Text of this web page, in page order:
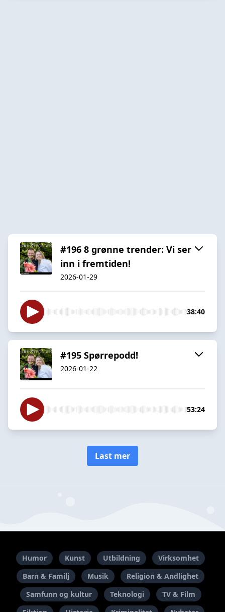
#196 8 grønne trender: Vi ser
inn i fremtiden!
2026-01-29
38:40
#195 Spørrepodd!
2026-01-22
53:24
Last mer
Humor Kunst Utbildning
Virksomhet
Barn & Familj
Musik
Religion & Andlighet
Samfunn og kultur
Teknologi
TV & Film